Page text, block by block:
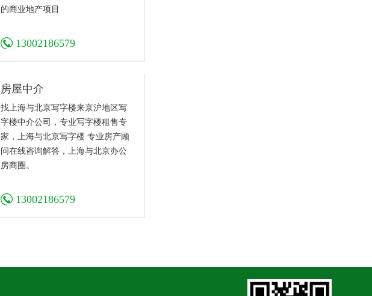
的商业地产项目
13002186579
房屋中介
找上海与北京写字楼来京沪地区写
字楼中介公司，专业写字楼租售专
家，上海与北京写字楼 专业房产顾
问在线咨询解答，上海与北京办公
房商圈。
13002186579